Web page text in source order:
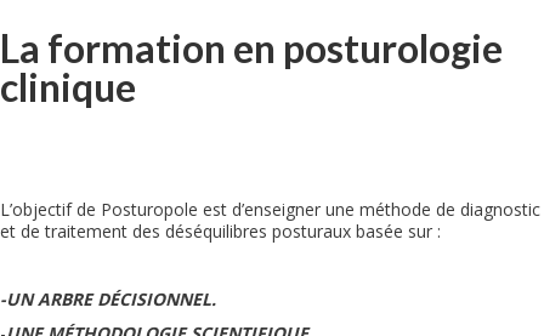
La formation en posturologie
clinique
L’objectif de Posturopole est d’enseigner une méthode de diagnostic
et de traitement des déséquilibres posturaux basée sur :
-UN ARBRE DÉCISIONNEL.